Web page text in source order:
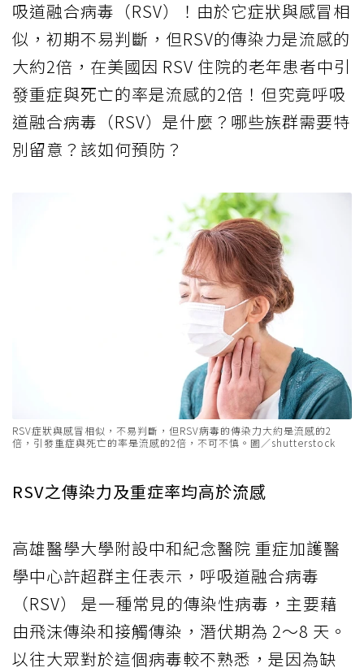
吸道融合病毒（RSV）！由於它症狀與感冒相
似，初期不易判斷，但RSV的傳染力是流感的
大約2倍，在美國因 RSV 住院的老年患者中引
發重症與死亡的率是流感的2倍！但究竟呼吸
道融合病毒（RSV）是什麼？哪些族群需要特
別留意？該如何預防？
RSV症狀與感冒相似，不易判斷，但RSV病毒的傳染力大約是流感的2
倍，引發重症與死亡的率是流感的2倍，不可不慎。圖／shutterstock
RSV之傳染力及重症率均高於流感
高雄醫學大學附設中和紀念醫院 重症加護醫
學中心許超群主任表示，呼吸道融合病毒
（RSV） 是一種常見的傳染性病毒，主要藉
由飛沫傳染和接觸傳染，潛伏期為 2～8 天。
以往大眾對於這個病毒較不熟悉，是因為缺